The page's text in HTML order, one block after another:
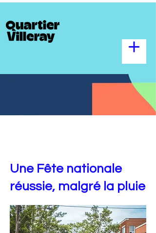
Une Fête nationale
réussie, malgré la pluie